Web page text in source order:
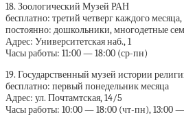
18. Зоологический Музей РАН
бесплатно: третий четверг каждого
постоянно: дошкольники, многодетные
Адрес: Университетская наб., 1
Часы работы: 11:00 — 18:00 (ср-пн)
19. Государственный музей истории
бесплатно: первый понедельник месяца
Адрес: ул. Почтамтская, 14/5
Часы работы: 10:00 — 18:00 (чт-пн), 13:00